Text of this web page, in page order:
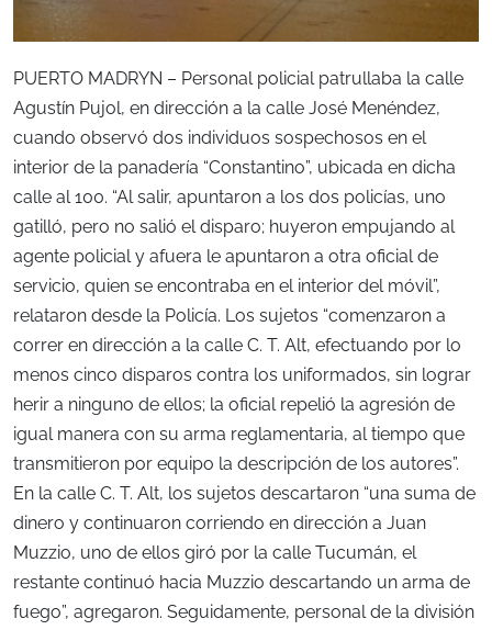
PUERTO MADRYN – Personal policial patrullaba la calle
Agustín Pujol, en dirección a la calle José Menéndez,
cuando observó dos individuos sospechosos en el
interior de la panadería “Constantino”, ubicada en dicha
calle al 100. “Al salir, apuntaron a los dos policías, uno
gatilló, pero no salió el disparo; huyeron empujando al
agente policial y afuera le apuntaron a otra oficial de
servicio, quien se encontraba en el interior del móvil”,
relataron desde la Policía. Los sujetos “comenzaron a
correr en dirección a la calle C. T. Alt, efectuando por lo
menos cinco disparos contra los uniformados, sin lograr
herir a ninguno de ellos; la oficial repelió la agresión de
igual manera con su arma reglamentaria, al tiempo que
transmitieron por equipo la descripción de los autores”.
En la calle C. T. Alt, los sujetos descartaron “una suma de
dinero y continuaron corriendo en dirección a Juan
Muzzio, uno de ellos giró por la calle Tucumán, el
restante continuó hacia Muzzio descartando un arma de
fuego”, agregaron. Seguidamente, personal de la división